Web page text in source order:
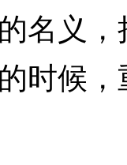
名义
时候